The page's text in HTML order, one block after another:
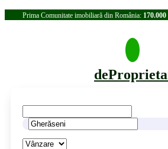
Prima Comunitate imobiliară din România: